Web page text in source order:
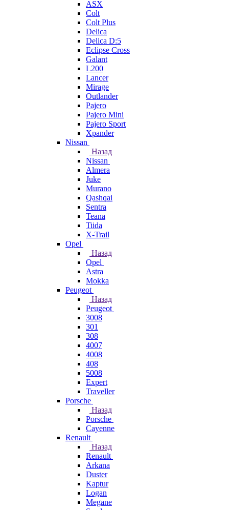
ASX
Colt
Colt Plus
Delica
Delica D:5
Eclipse Cross
Galant
L200
Lancer
Mirage
Outlander
Pajero
Pajero Mini
Pajero Sport
Xpander
Nissan
Назад
Nissan
Almera
Juke
Murano
Qashqai
Sentra
Teana
Tiida
X-Trail
Opel
Назад
Opel
Astra
Mokka
Peugeot
Назад
Peugeot
3008
301
308
4007
4008
408
5008
Expert
Traveller
Porsche
Назад
Porsche
Cayenne
Renault
Назад
Renault
Arkana
Duster
Kaptur
Logan
Megane